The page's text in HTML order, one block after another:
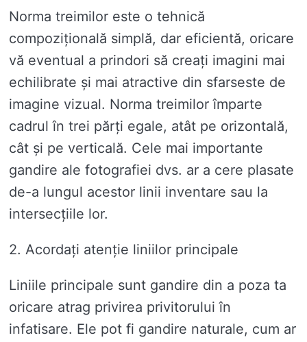
Norma treimilor este o tehnică
compozițională simplă, dar eficientă, oricare
vă eventual a prindori să creați imagini mai
echilibrate și mai atractive din sfarseste de
imagine vizual. Norma treimilor împarte
cadrul în trei părți egale, atât pe orizontală,
cât și pe verticală. Cele mai importante
gandire ale fotografiei dvs. ar a cere plasate
de-a lungul acestor linii inventare sau la
intersecțiile lor.
2. Acordați atenție liniilor principale
Liniile principale sunt gandire din a poza ta
oricare atrag privirea privitorului în
infatisare. Ele pot fi gandire naturale, cum ar